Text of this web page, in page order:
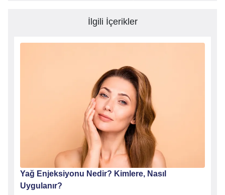
İlgili İçerikler
Yağ Enjeksiyonu Nedir? Kimlere, Nasıl
Uygulanır?